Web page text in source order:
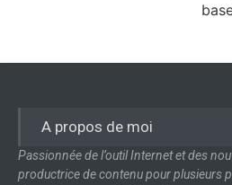
A propos de moi
Passionnée de l’outil Internet et des
productrice de contenu pour plusieurs